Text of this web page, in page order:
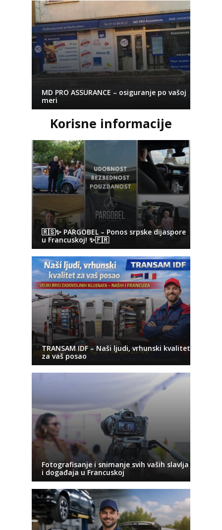
MD PRO ASSURANCE – osiguranje po vašoj
meri
Korisne informacije
🇷🇸✨ PARGOBEL – Ponos srpske dijaspore
u Francuskoj! ✨🇫🇷
TRANSAM IDF – Naši ljudi, vrhunski kvalitet
za vaš posao
Fotografisanje i snimanje svih vaših slavlja
i događaja u Francuskoj